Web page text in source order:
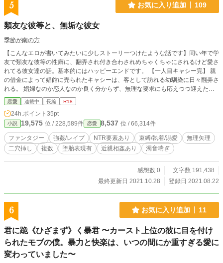
5 お気に入り追加 109
類友な彼等と、無垢な彼女
季節が南の方
【こんなエロが書いてみたいに少しストーリーつけたような話です】同い年で学
友で類友な彼等の性癖に、翻弄され付き合わされめちゃくちゃにされるけど愛さ
れてる彼女達の話。基本的にはハッピーエンドです。 【一人目キャシー完】 親
の借金によって娼館に売られたキャシーは、客として訪れる幼馴染に日々翻弄さ
れる。 娼婦なのか恋人なのか良く分からず、無理な要求にも応えつつ迎えたあ
る日、彼の態度が一変した。 彼からはもう逃げられない。そんなキャシーの物
語。 ※強制堕胎等の女性の尊厳が著しく貶められている箇所があります。 【二
人目アリア完】 父親が決めた婚約者は、アリアが憧れていた先輩だった。 出会
ったその日に初めてを奪われ、どんどん絡め取られて、彼の要求がおかしいこと
に全く気付けない。 彼なしじゃもう生きていけない。そんなアリアの物語。
【三人目ヴィヴィアンヌ完】 両親が急死し悲しむ暇もなく当主となったヴィヴ
ィアンヌは、助言者を求めてとある夜会に参加し否が応にも雰囲気に呑まされ流
を望まれているティリチェは、周囲に黙って婚約者の許に押しかけた。 それな
欲しくない。そんなティリチェの物語。 【五人目 私 出来るだけ偶数日更
新】 幼い頃親に捨てられた私に名前は無い。月に一度、変な熱病に冒される私
を組み敷いた彼は、私の事を「ヨゾラ」と呼んだ。 気を失っている内に、お世
話になった村から連れ出されてしまった私は、本当の「私」を知る。 彼をもう
拒めない。そんな私の物語。 ※全てエロなので別途エロ記号等なし。 ※投稿の
度にキーワードを増やすのでそちらで地雷を確認してください。 ※ムーラント
ノベル・pixivでも投稿しています。
恋愛 連載中 長編 R18
24h.ポイント 35pt
小説 19,575 位 / 228,589件 恋愛 8,537 位 / 66,314件
ファンタジー 強姦/レイプ NTR要素あり 束縛/執着/溺愛
無理矢理
二穴挿し
複数 堕胎表現有 近親相姦あり 濁音喘ぎ
感想数 0
文字数 191,438
最終更新日 2021.10.28
登録日 2021.08.22
6 お気に入り追加 11
君に跪《ひざまず》く暴君 〜カースト上位の彼に目を付け
られたモブの僕。暴力と快楽は、いつの間にか重すぎる愛に
変わっていました〜